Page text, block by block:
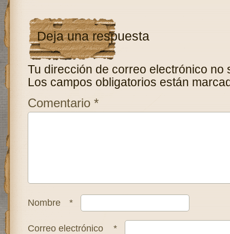
Deja una respuesta
Tu dirección de correo electrónico no
Los campos obligatorios están
Comentario *
Nombre *
Correo electrónico *